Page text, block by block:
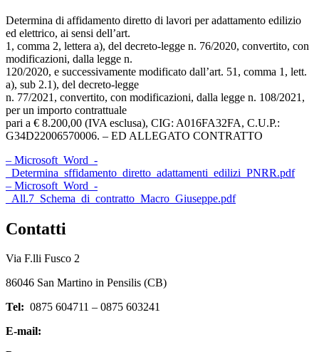
Determina di affidamento diretto di lavori per adattamento edilizio
ed elettrico, ai sensi dell’art.
1, comma 2, lettera a), del decreto-legge n. 76/2020, convertito, con
modificazioni, dalla legge n.
120/2020, e successivamente modificato dall’art. 51, comma 1, lett.
a), sub 2.1), del decreto-legge
n. 77/2021, convertito, con modificazioni, dalla legge n. 108/2021,
per un importo contrattuale
pari a € 8.200,00 (IVA esclusa), CIG: A016FA32FA, C.U.P.:
G34D22006570006. – ED ALLEGATO CONTRATTO
– Microsoft_Word_-
_Determina_sffidamento_diretto_adattamenti_edilizi_PNRR.pdf
– Microsoft_Word_-
_All.7_Schema_di_contratto_Macro_Giuseppe.pdf
Contatti
Via F.lli Fusco 2
86046 San Martino in Pensilis (CB)
Tel: 0875 604711 – 0875 603241
E-mail: